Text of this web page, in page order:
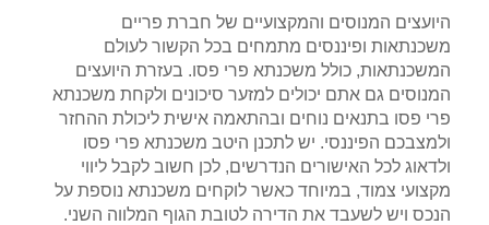
היועצים המנוסים והמקצועיים של חברת פריים
משכנתאות ופיננסים מתמחים בכל הקשור לעולם
המשכנתאות, כולל משכנתא פרי פסו. בעזרת היועצים
המנוסים גם אתם יכולים למזער סיכונים ולקחת משכנתא
פרי פסו בתנאים נוחים ובהתאמה אישית ליכולת ההחזר
ולמצבכם הפיננסי. יש לתכנן היטב משכנתא פרי פסו
ולדאוג לכל האישורים הנדרשים, לכן חשוב לקבל ליווי
מקצועי צמוד, במיוחד כאשר לוקחים משכנתא נוספת על
הנכס ויש לשעבד את הדירה לטובת הגוף המלווה השני.